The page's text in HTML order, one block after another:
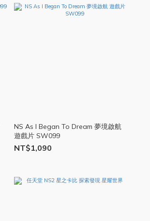
NS As I Began To Dream 夢境啟航
遊戲片 SW099
NT$1,090